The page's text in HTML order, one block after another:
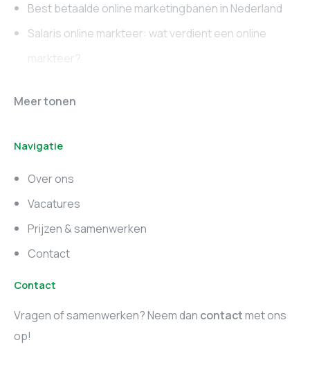
Best betaalde online marketingbanen in Nederland
Salaris online markteer: wat verdient een online
markteer?
Online marketing
Marketing vacatures
Zuid-Holland
Marketing vacatures
Utrecht
Meer tonen
Navigatie
Over ons
Vacatures
Prijzen & samenwerken
Contact
Contact
Vragen of samenwerken? Neem dan contactmet ons
op!